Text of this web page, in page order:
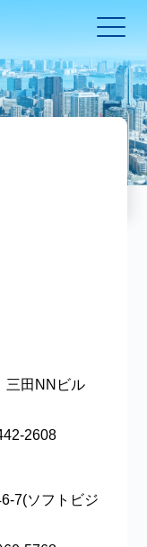
三田NNビル
2608
7(ソフトビジ